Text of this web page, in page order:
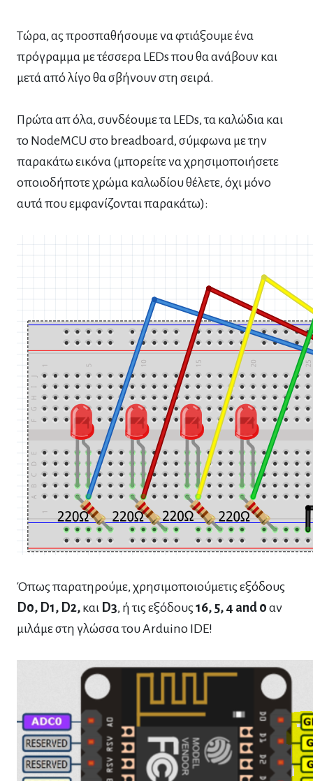
Τώρα, ας προσπαθήσουμε να φτιάξουμε ένα
πρόγραμμα με τέσσερα LEDs που θα ανάβουν και
μετά από λίγο θα σβήνουν στη σειρά.
Πρώτα απ όλα, συνδέουμε τα LEDs, τα καλώδια και
το NodeMCU στο breadboard, σύμφωνα με την
παρακάτω εικόνα (μπορείτε να χρησιμοποιήσετε
οποιοδήποτε χρώμα καλωδίου θέλετε, όχι μόνο
αυτά που εμφανίζονται παρακάτω):
Όπως παρατηρούμε, χρησιμοποιούμετις εξόδους
D0, D1, D2, και D3, ή τις εξόδους 16, 5, 4 and 0 αν
μιλάμε στη γλώσσα του Arduino IDE!